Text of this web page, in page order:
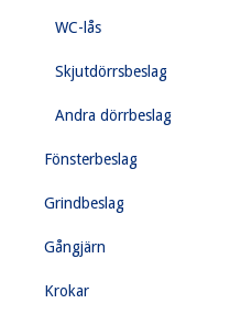
WC-lås
Skjutdörrsbeslag
Andra dörrbeslag
Fönsterbeslag
Grindbeslag
Gångjärn
Krokar